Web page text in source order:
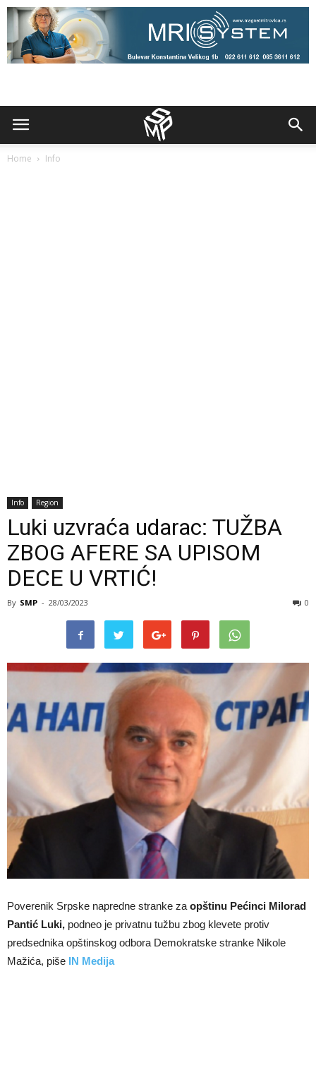
Home Info
Info Region
Luki uzvraća udarac: TUŽBA
ZBOG AFERE SA UPISOM
DECE U VRTIĆ!
By SMP - 28/03/2023 0
Poverenik Srpske napredne stranke za opštinu Pećinci Milorad
Pantić Luki, podneo je privatnu tužbu zbog klevete protiv
predsednika opštinskog odbora Demokratske stranke Nikole
Mažića, piše IN Medija